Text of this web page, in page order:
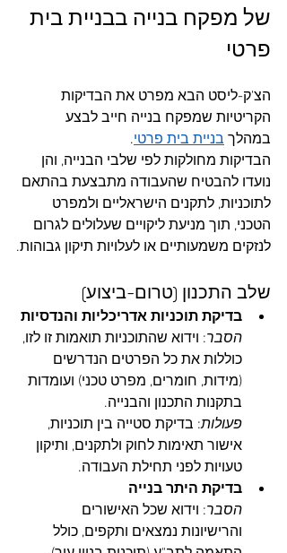
של מפקח בנייה בבניית בית
פרטי
הצ'ק-ליסט הבא מפרט את הבדיקות
הקריטיות שמפקח בנייה חייב לבצע
במהלך בניית בית פרטי.
הבדיקות מחולקות לפי שלבי הבנייה, והן
נועדו להבטיח שהעבודה מתבצעת בהתאם
לתוכניות, לתקנים הישראליים ולמפרט
הטכני, תוך מניעת ליקויים שעלולים לגרום
לנזקים משמעותיים או לעלויות תיקון גבוהות.
שלב התכנון (טרום-ביצוע)
בדיקת תוכניות אדריכליות והנדסיות
הסבר: וידוא שהתוכניות תואמות זו לזו,
כוללות את כל הפרטים הנדרשים
(מידות, חומרים, מפרט טכני) ועומדות
בתקנות התכנון והבנייה.
פעולות: בדיקת סטייה בין תוכניות,
אישור תאימות לחוק ולתקנים, ותיקון
טעויות לפני תחילת העבודה.
בדיקת היתר בנייה
הסבר: וידוא שכל האישורים
והרישיונות נמצאים ותקפים, כולל